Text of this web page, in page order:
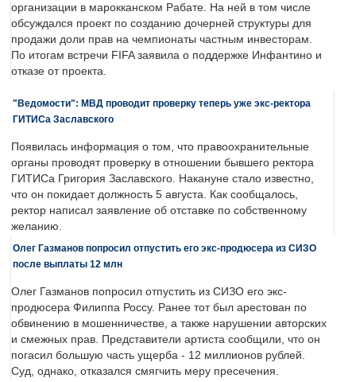
организации в марокканском Рабате. На ней в том числе
обсуждался проект по созданию дочерней структуры для
продажи доли прав на чемпионаты частным инвесторам.
По итогам встречи FIFA заявила о поддержке Инфантино и
отказе от проекта.
"Ведомости": МВД проводит проверку теперь уже экс-ректора
ГИТИСа Заславского
Появилась информация о том, что правоохранительные
органы проводят проверку в отношении бывшего ректора
ГИТИСа Григория Заславского. Накануне стало известно,
что он покидает должность 5 августа. Как сообщалось,
ректор написал заявление об отставке по собственному
желанию.
Олег Газманов попросил отпустить его экс-продюсера из СИЗО
после выплаты 12 млн
Олег Газманов попросил отпустить из СИЗО его экс-
продюсера Филиппа Россу. Ранее тот был арестован по
обвинению в мошенничестве, а также нарушении авторских
и смежных прав. Представители артиста сообщили, что он
погасил большую часть ущерба - 12 миллионов рублей.
Суд, однако, отказался смягчить меру пресечения.